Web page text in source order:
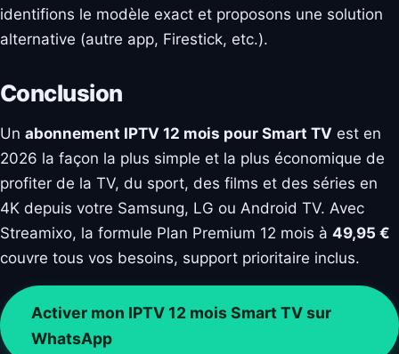
identifions le modèle exact et proposons une solution
alternative (autre app, Firestick, etc.).
Conclusion
Un abonnement IPTV 12 mois pour Smart TV est en
2026 la façon la plus simple et la plus économique de
profiter de la TV, du sport, des films et des séries en
4K depuis votre Samsung, LG ou Android TV. Avec
Streamixo, la formule Plan Premium 12 mois à 49,95 €
couvre tous vos besoins, support prioritaire inclus.
Activer mon IPTV 12 mois Smart TV sur
WhatsApp